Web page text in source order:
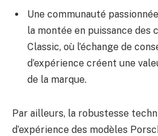
Une communauté
la montée en puissance
Classic, où l’échange de
d’expérience créent une
de la marque.
Par ailleurs, la robustesse
d’expérience des modèles